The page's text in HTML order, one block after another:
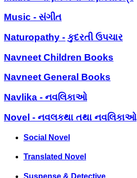
Music - સંગીત
Naturopathy - કુદરતી ઉપચાર
Navneet Children Books
Navneet General Books
Navlika - નવલિકાઓ
Novel - નવલકથા તથા નવલિકાઓ
Social Novel
Translated Novel
Suspense & Detective